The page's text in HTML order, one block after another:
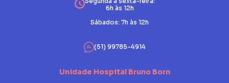
6h às 12h
Sábados: 7h às 12h
(51) 99785-4914
Unidade Hospital Bruno Born